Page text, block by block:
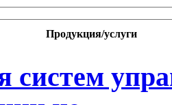
Продукция/услуги
систем